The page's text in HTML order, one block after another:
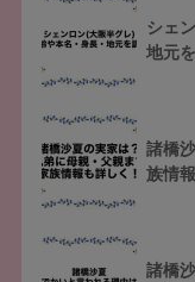
シェ
地元
諸橋
族情
諸橋